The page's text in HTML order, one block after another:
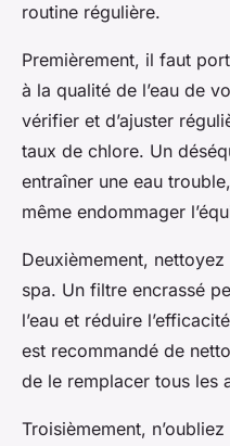
routine régulière.
Premièrement, il faut
à la qualité de l’eau de
vérifier et d’ajuster
taux de chlore. Un
entraîner une eau
même endommager
Deuxièmement,
spa. Un filtre encrassé
l’eau et réduire
est recommandé de
de le remplacer tous les
Troisièmement,